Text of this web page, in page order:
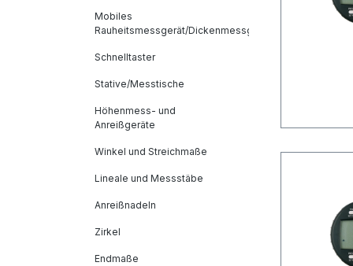
Mobiles
Rauheitsmessgerät/Dickenmessgeräte
Schnelltaster
Stative/Messtische
Höhenmess- und
Anreißgeräte
Winkel und Streichmaße
Lineale und Messstäbe
Anreißnadeln
Zirkel
Endmaße